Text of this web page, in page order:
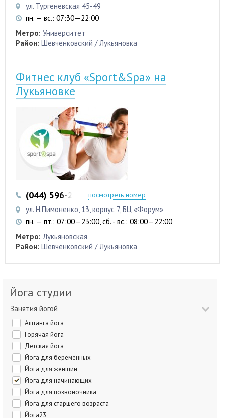
ул. Тургеневская 45-49
пн. — вс.: 07:30—22:00
Метро: Университет
Район: Шевченковский / Лукьяновка
Фитнес клуб «Sport&Spa» на
Лукьяновке
(044) 596-23-23посмотреть номер
ул. Н.Пимоненко, 13, корпус 7, БЦ «Форум»
пн. — пт.: 07:00—23:00, сб. - вс.: 08:00—22:00
Метро: Лукьяновская
Район: Шевченковский / Лукьяновка
Йога студии
Занятия йогой
Аштанга йога
Горячая йога
Детская йога
Йога для беременных
Йога для женщин
Йога для начинающих
Йога для позвоночника
Йога для старшего возраста
Йога23